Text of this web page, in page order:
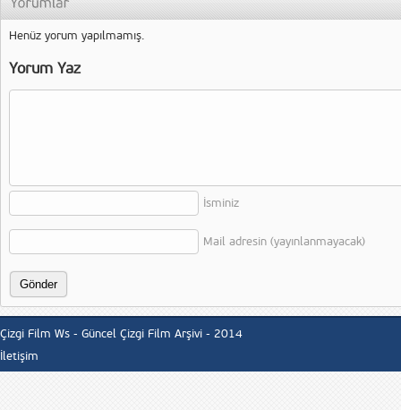
Henüz yorum yapılmamış.
Yorum Yaz
İsminiz
Mail adresin (yayınlanmayacak)
Çizgi Film Ws - Güncel Çizgi Film Arşivi - 2014
İletişim